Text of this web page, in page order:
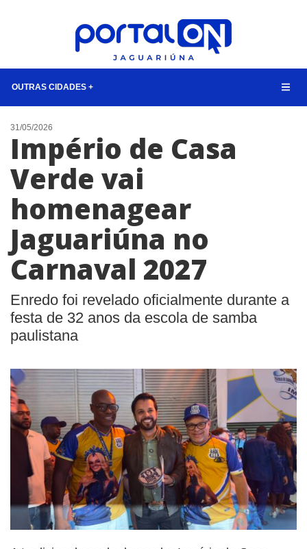
OUTRAS CIDADES +
NOTÍCIAS
LISTA DIGITAL
CONTATO
ANUNCIE
31/05/2026
Império de Casa
Verde vai
homenagear
Jaguariúna no
Carnaval 2027
Enredo foi revelado oficialmente durante a
festa de 32 anos da escola de samba
paulistana